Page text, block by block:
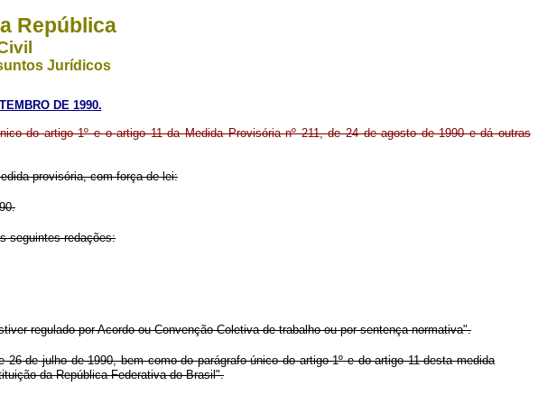
República
Jurídicos
DE 1990.
do artigo 1º e o artigo 11 da Medida Provisória nº 211, de 24 de agosto de 1990 e dá outras
provisória, com força de lei:
seguintes redações:
regulado por Acordo ou Convenção Coletiva de trabalho ou por sentença normativa".
de julho de 1990, bem como do parágrafo único do artigo 1º e do artigo 11 desta medida
da República Federativa do Brasil".